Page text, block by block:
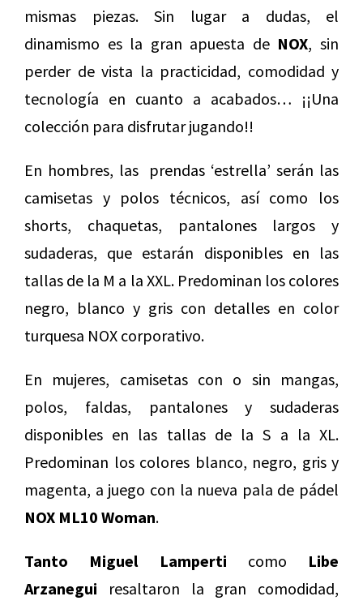
mismas piezas. Sin lugar a dudas, el
dinamismo es la gran apuesta de NOX, sin
perder de vista la practicidad, comodidad y
tecnología en cuanto a acabados… ¡¡Una
colección para disfrutar jugando!!
En hombres, las prendas ‘estrella’ serán las
camisetas y polos técnicos, así como los
shorts, chaquetas, pantalones largos y
sudaderas, que estarán disponibles en las
tallas de la M a la XXL. Predominan los colores
negro, blanco y gris con detalles en color
turquesa NOX corporativo.
En mujeres, camisetas con o sin mangas,
polos, faldas, pantalones y sudaderas
disponibles en las tallas de la S a la XL.
Predominan los colores blanco, negro, gris y
magenta, a juego con la nueva pala de pádel
NOX ML10 Woman.
Tanto Miguel Lamperti como Libe
Arzanegui resaltaron la gran comodidad,